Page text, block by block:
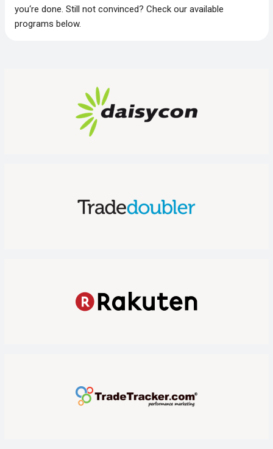
you‘re done. Still not convinced? Check our available
programs below.